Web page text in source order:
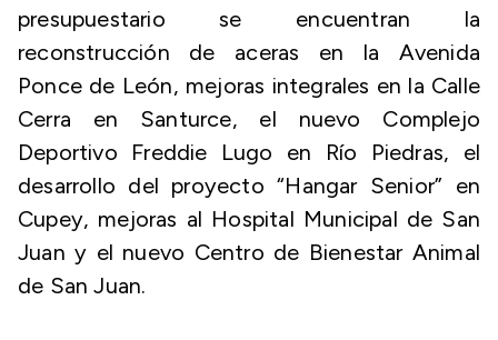
presupuestario se encuentran la
reconstrucción de aceras en la Avenida
Ponce de León, mejoras integrales en la Calle
Cerra en Santurce, el nuevo Complejo
Deportivo Freddie Lugo en Río Piedras, el
desarrollo del proyecto “Hangar Senior” en
Cupey, mejoras al Hospital Municipal de San
Juan y el nuevo Centro de Bienestar Animal
de San Juan.